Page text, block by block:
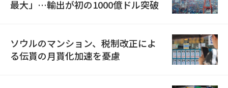
最大」…輸出が初の1000億ドル突破
ソウルのマンション、税制改正によ
る伝貰の月貰化加速を憂慮